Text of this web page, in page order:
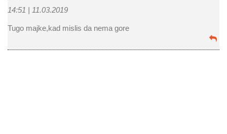
14:51 | 11.03.2019
Tugo majke,kad mislis da nema gore